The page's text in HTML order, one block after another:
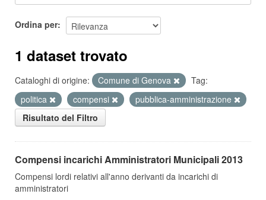
Ordina per
1 dataset trovato
Cataloghi di origine: Comune di Genova
Tag:
politica
compensi
pubblica-amministrazione
Risultato del Filtro
Compensi incarichi Amministratori Municipali 2013
Compensi lordi relativi all'anno derivanti da incarichi di
amministratori